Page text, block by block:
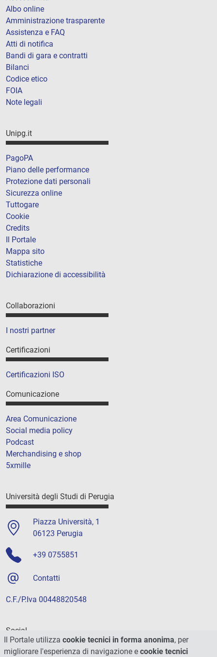
Albo online
Amministrazione trasparente
Assistenza e FAQ
Atti di notifica
Bandi di gara e contratti
Bilanci
Codice etico
FOIA
Note legali
Unipg.it
PagoPA
Piano delle performance
Protezione dati personali
Sicurezza online
Tuttogare
Cookie
Credits
Il Portale
Mappa sito
Statistiche
Dichiarazione di accessibilità
Collaborazioni
I nostri partner
Certificazioni
Certificazioni ISO
Comunicazione
Area Comunicazione
Social media policy
Podcast
Merchandising e shop
5xmille
Università degli Studi di Perugia
Piazza Università, 1
06123 Perugia
+39 0755851
Contatti
C.F./P.Iva 00448820548
Social
Il Portale utilizza cookie tecnici in forma anonima, per
migliorare l'esperienza di navigazione e cookie tecnici